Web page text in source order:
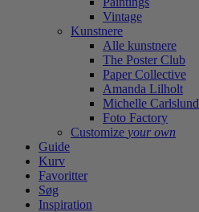
Vintage
Kunstnere
Alle kunstnere
The Poster Club
Paper Collective
Amanda Lilholt
Michelle Carlslund
Foto Factory
Customize your own
Guide
Kurv
Favoritter
Søg
Inspiration